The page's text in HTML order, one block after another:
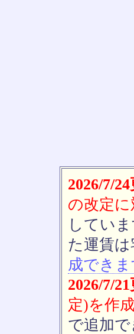
2026/7/24
の改定に
してい
た運賃
成できま
2026/7/21
定)を作
で追加